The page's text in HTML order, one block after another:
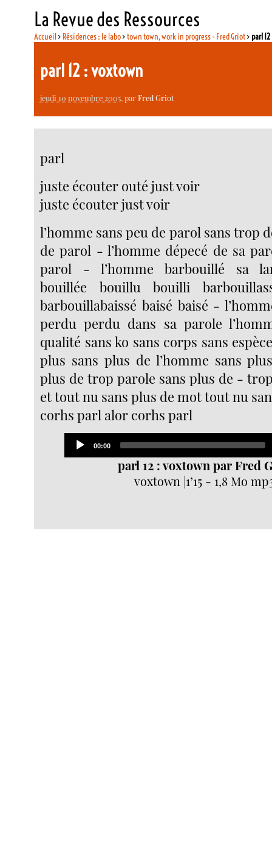
La Revue des Ressources
Accueil> Résidences : le labo>town town, work in progress - Fred Griot> parl
parl 12 : voxtown
jeudi 10 novembre 2005, parFred Griot
parl
juste écouter outé just voir
juste écouter just voir
l’homme sans peu de parol sans trop
de parol - l’homme dépecé de sa
parol - l’homme barbouillé sa
bouillée bouillu bouilli
barbouillabaissé baisé baisé -
perdu perdu dans sa parole
qualité sans ko sans corps sans
plus sans plus de l’homme sans
plus de trop parole sans plus de -
et tout nu sans plus de mot tout nu
corhs parl alor corhs parl
Audio
Player
Current
00:00
parl 12 : voxtown par Fred
voxtown |1’15 - 1,8 Mo